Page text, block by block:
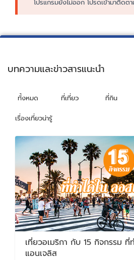
โปรแกรมยังไม่ออก โปรดเข้ามาติด
บทความและข่าวสารแนะนำ
ทั้งหมด ที่เที่ยว ที่กิน
เรื่องเที่ยวน่ารู้
เที่ยวอเมริกา กับ 15 กิจกรรม
แอนเจลิส